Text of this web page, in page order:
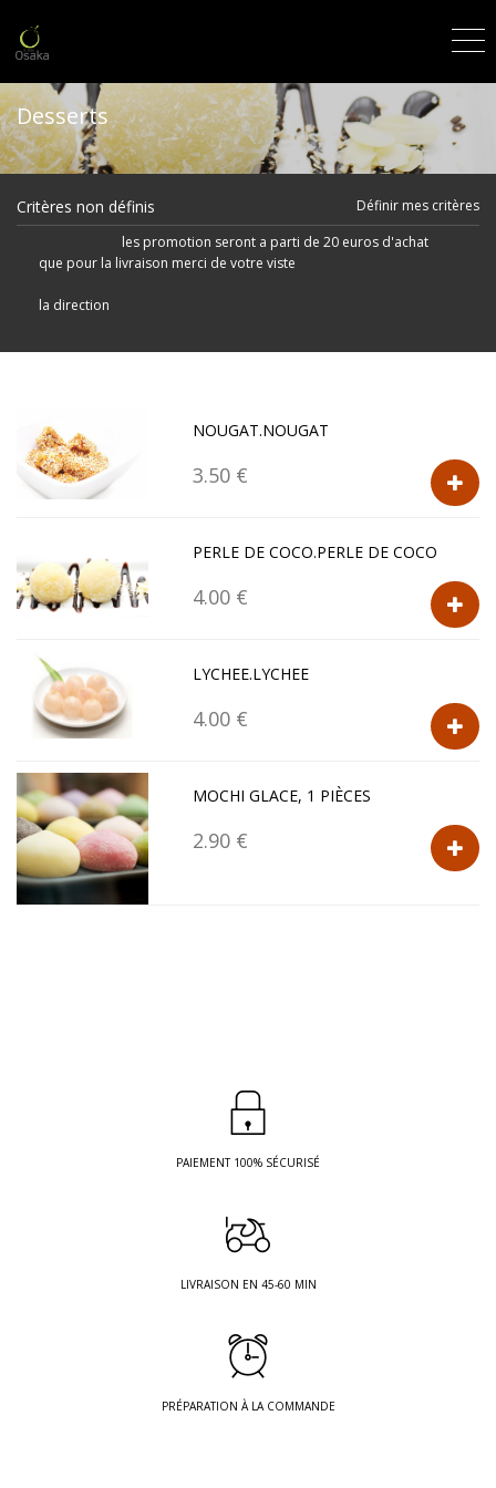
Desserts
Critères non définis
Définir mes critères
les promotion seront a parti de 20 euros d'achat
que pour la livraison merci de votre viste
la direction
NOUGAT.NOUGAT
3.50 €
PERLE DE COCO.PERLE DE COCO
4.00 €
LYCHEE.LYCHEE
4.00 €
MOCHI GLACE, 1 PIÈCES
2.90 €
PAIEMENT 100% SÉCURISÉ
LIVRAISON EN 45-60 MIN
PRÉPARATION À LA COMMANDE